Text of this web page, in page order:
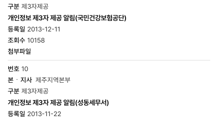
제3자제공
개인정보 제3자 제공 알림(국민건강보험공단)
2013-12-11
10158
10
제주지역본부
제3자제공
개인정보 제3자 제공 알림(성동세무서)
2013-11-22